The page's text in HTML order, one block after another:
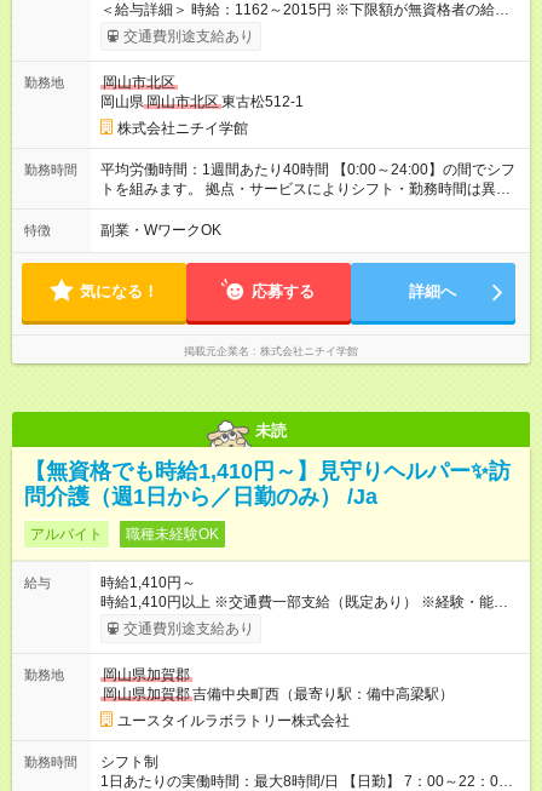
＜給与詳細＞ 時給：1162～2015円 ※下限額が無資格者の給与
です。 【試用期間】試用期間あり 試用期間の長さ：3ヶ月 雇用
形態、給与は本採用時と同じです。
交通費別途支給あり
勤務地
岡山市北区
岡山県岡山市北区東古松512-1
株式会社ニチイ学館
勤務時間
平均労働時間：1週間あたり40時間 【0:00～24:00】の間でシフ
トを組みます。 拠点・サービスによりシフト・勤務時間は異な
ります。 ＜シフト例＞ 早番：7:30～16:30 日勤：9:00～18:00
遅番：10:30～19:30 夜勤：16:30～翌9:30 ※上記は一例です。
たり40時間 【0:00～24:00】の間でシフトを組みます。 拠点・
サービスによりシフト・勤務時間は異なります。 ＜シフト例＞
早番：7:30～16:30 日勤：9:00～18:00 遅番：10:30～19:30 夜
勤：16:30～翌9:30 ※上記は一例です。 ※勤務日数や時間帯はご
相談ください。
特徴 副業・WワークOK
気になる！ 応募する 詳細へ
掲載元企業名 株式会社ニチイ学館
未読
【無資格でも時給1,410円～】見守りヘルパー✨訪
問介護（週1日から／日勤のみ） /Ja
アルバイト 職種未経験OK
給与
時給1,410円～
時給1,410円以上 ※交通費一部支給（既定あり） ※経験・能力を
考慮して決定します 【収入例】 週1回勤務の場合：1,410円×8時
間×4回=4万5,120円 週3回勤務の場合：1,410円×8時間×12回
5,600円 【試用期間】試用期間あり 試用期間の長さ：2ヶ月
※ 雇用形態と給与に、本採用時と異なる部分があります。 雇用
形態：本採用時と同じです。 給与：時給 1,050円以上
交通費別途支給あり
勤務地
岡山県加賀郡
岡山県加賀郡吉備中央町西（最寄り駅：備中高梁駅）
ユースタイルラボラトリー株式会社
勤務時間
シフト制
1日あたりの実働時間：最大8時間/日 【日勤】 7：00～22：00